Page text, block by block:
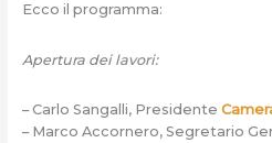
Ecco il programma:
Apertura dei lavori:
– Carlo Sangalli, Presidente
– Marco Accornero, Segretario